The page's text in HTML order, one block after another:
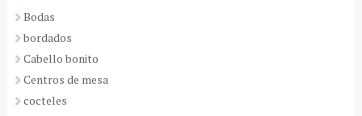
Bodas
bordados
Cabello bonito
Centros de mesa
cocteles